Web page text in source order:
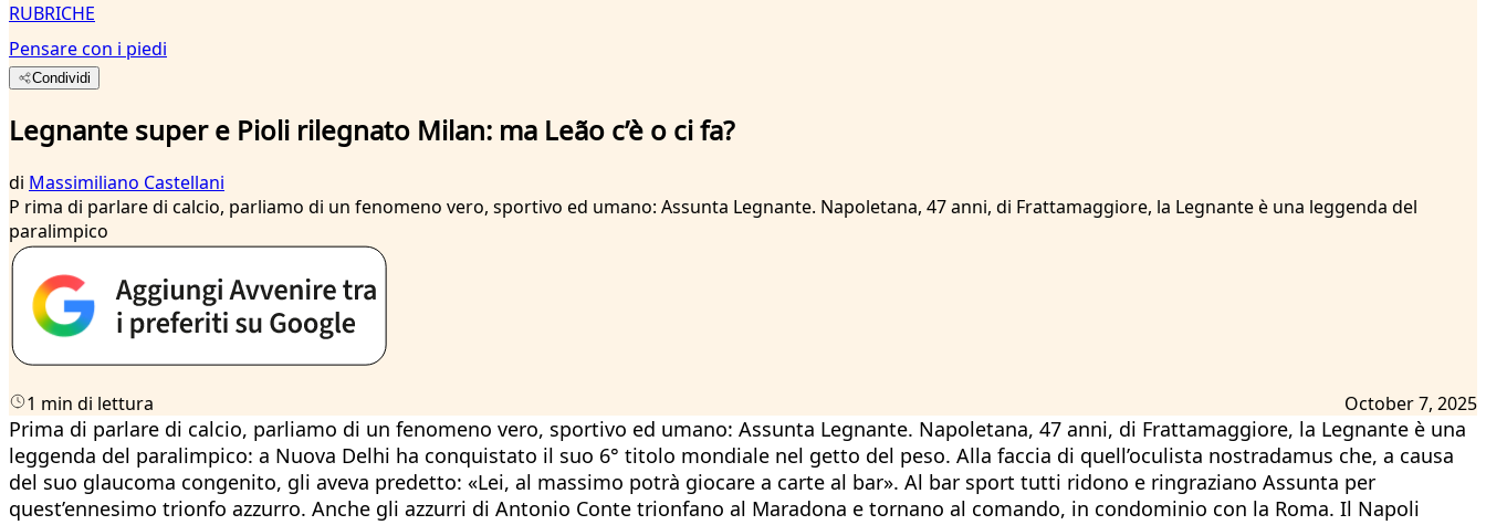
RUBRICHE
Pensare con i piedi
Condividi
Legnante super e Pioli rilegnato Milan: ma Leão c’è o ci fa?
di Massimiliano Castellani
P rima di parlare di calcio, parliamo di un fenomeno vero, sportivo ed umano: Assunta Legnante. Napoletana, 47 anni, di Frattamaggiore, la Legnante è una leggenda del
paralimpico
1 min di lettura October 7, 2025
Prima di parlare di calcio, parliamo di un fenomeno vero, sportivo ed umano: Assunta Legnante. Napoletana, 47 anni, di Frattamaggiore, la Legnante è una
leggenda del paralimpico: a Nuova Delhi ha conquistato il suo 6° titolo mondiale nel getto del peso. Alla faccia di quell’oculista nostradamus che, a causa
del suo glaucoma congenito, gli aveva predetto: «Lei, al massimo potrà giocare a carte al bar». Al bar sport tutti ridono e ringraziano Assunta per
quest’ennesimo trionfo azzurro. Anche gli azzurri di Antonio Conte trionfano al Maradona e tornano al comando, in condominio con la Roma. Il Napoli